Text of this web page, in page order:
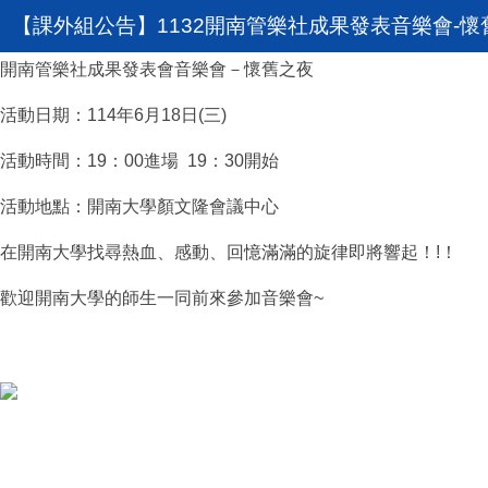
【課外組公告】1132開南管樂社成果發表音樂會-懷
開南管樂社成果發表會音樂會－懷舊之夜
活動日期：114年6月18日(三)
活動時間：19：00進場 19：30開始
活動地點：開南大學顏文隆會議中心
在開南大學找尋熱血、感動、回憶滿滿的旋律即將響起！!！
歡迎開南大學的師生一同前來參加音樂會~